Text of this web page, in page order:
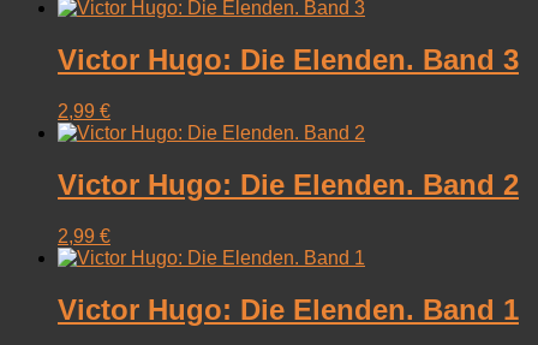
Victor Hugo: Die Elenden. Band 3
2,99 €
Victor Hugo: Die Elenden. Band 2
2,99 €
Victor Hugo: Die Elenden. Band 1